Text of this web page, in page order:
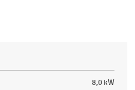
8,0 kW